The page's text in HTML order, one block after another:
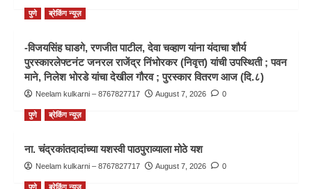
पुणे ब्रेकिंग न्यूज़
-विजयसिंह घाडगे, रणजीत पाटील, देवा चव्हाण यांना यंदाचा शौर्य
पुरस्कारलेफ्टनंट जनरल राजेंद्र निंभोरकर (निवृत्त) यांची उपस्थिती ; पवन
माने, निलेश भोरडे यांचा देखील गौरव ; पुरस्कार वितरण आज (दि.८)
Neelam kulkarni – 8767827717 August 7, 2026 0
पुणे ब्रेकिंग न्यूज़
ना. चंद्रकांतदादांच्या यशस्वी पाठपुराव्याला मोठे यश
Neelam kulkarni – 8767827717 August 7, 2026 0
पुणे ब्रेकिंग न्यूज़